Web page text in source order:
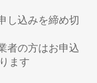
し込みを締め切
者の方はお申込
ます